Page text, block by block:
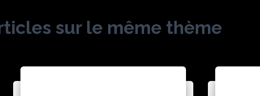
sur le même thème